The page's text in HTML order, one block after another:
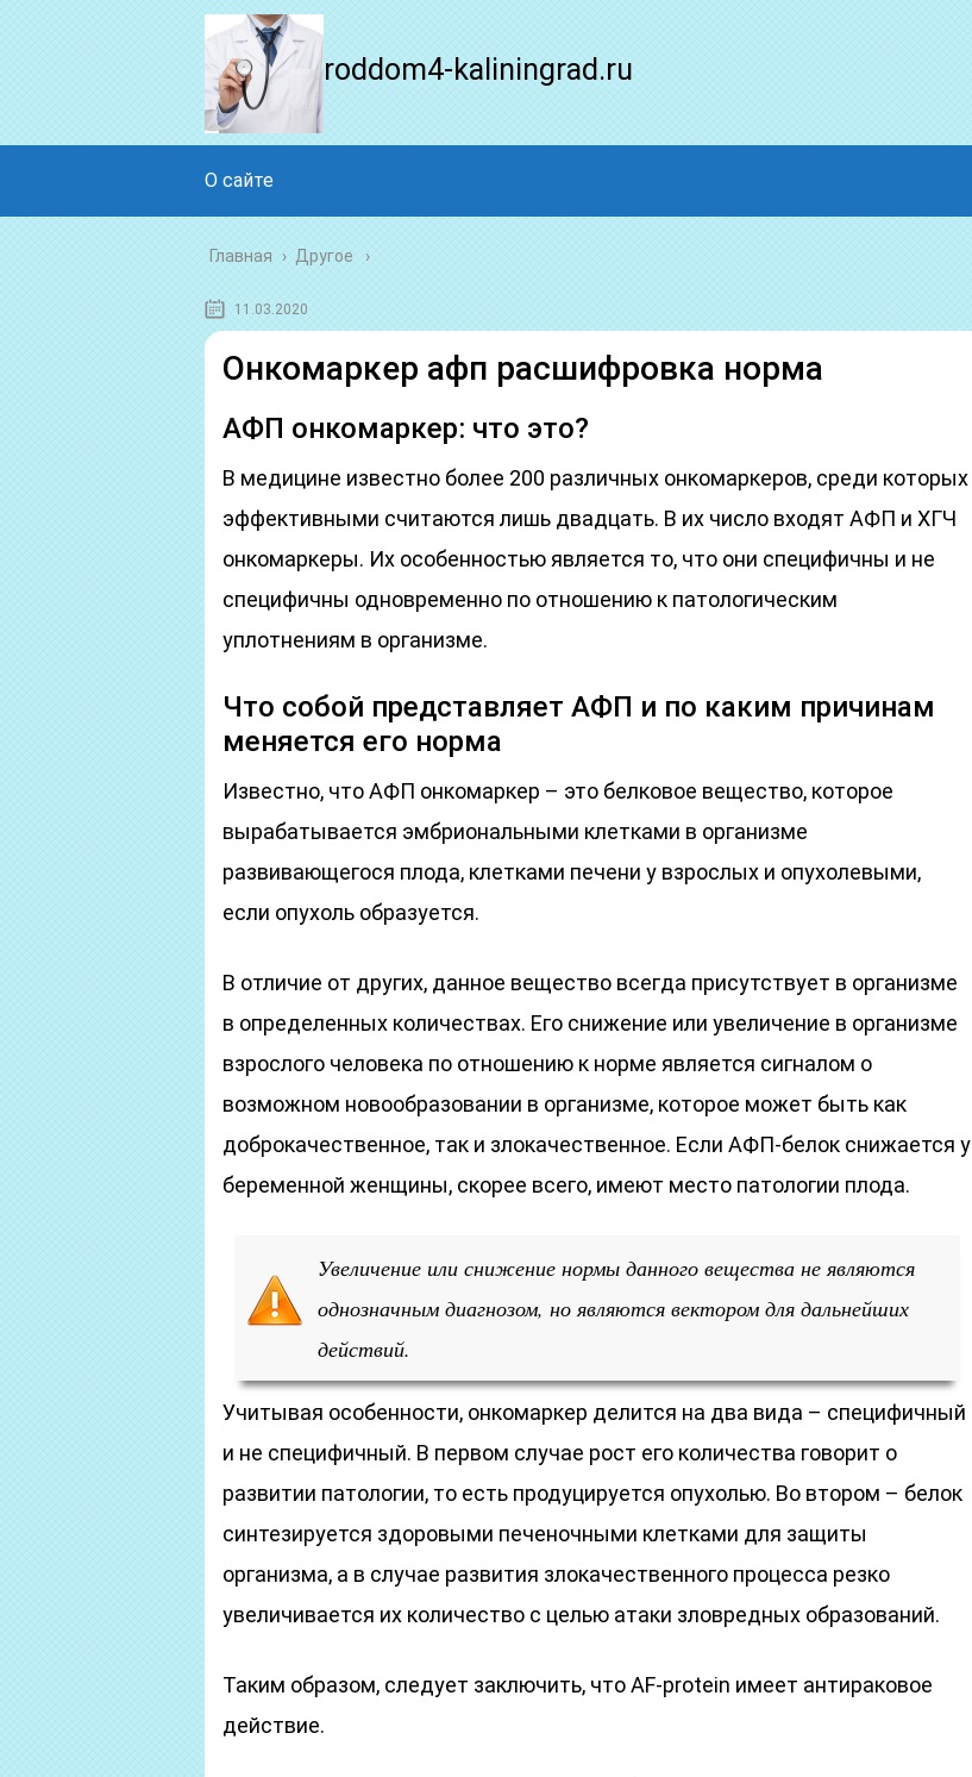
roddom4-kaliningrad.ru
О сайте
Главная › Другое
11.03.2020
Онкомаркер афп расшифровка норма
АФП онкомаркер: что это?
В медицине известно более 200 различных онкомаркеров, среди которых
эффективными считаются лишь двадцать. В их число входят АФП и ХГЧ
онкомаркеры. Их особенностью является то, что они специфичны и не
специфичны одновременно по отношению к патологическим
уплотнениям в организме.
Что собой представляет АФП и по каким причинам
меняется его норма
Известно, что АФП онкомаркер – это белковое вещество, которое
вырабатывается эмбриональными клетками в организме
развивающегося плода, клетками печени у взрослых и опухолевыми,
если опухоль образуется.
В отличие от других, данное вещество всегда присутствует в организме
в определенных количествах. Его снижение или увеличение в организме
взрослого человека по отношению к норме является сигналом о
возможном новообразовании в организме, которое может быть как
доброкачественное, так и злокачественное. Если АФП-белок снижается у
беременной женщины, скорее всего, имеют место патологии плода.
Увеличение или снижение нормы данного вещества не являются
однозначным диагнозом, но являются вектором для дальнейших
действий.
Учитывая особенности, онкомаркер делится на два вида – специфичный
и не специфичный. В первом случае рост его количества говорит о
развитии патологии, то есть продуцируется опухолью. Во втором – белок
синтезируется здоровыми печеночными клетками для защиты
организма, а в случае развития злокачественного процесса резко
увеличивается их количество с целью атаки зловредных образований.
Таким образом, следует заключить, что AF-protein имеет антираковое
действие.